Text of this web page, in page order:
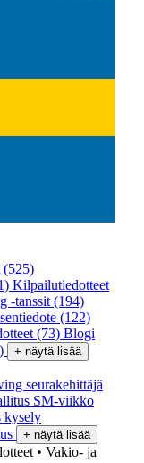
(525)
Kilpailutiedotteet
-tanssit (194)
(122)
(73) Blogi
+ näytä lisää
seurakehittäjä
SM-viikko
kysely
+ näytä lisää
• Vakio- ja